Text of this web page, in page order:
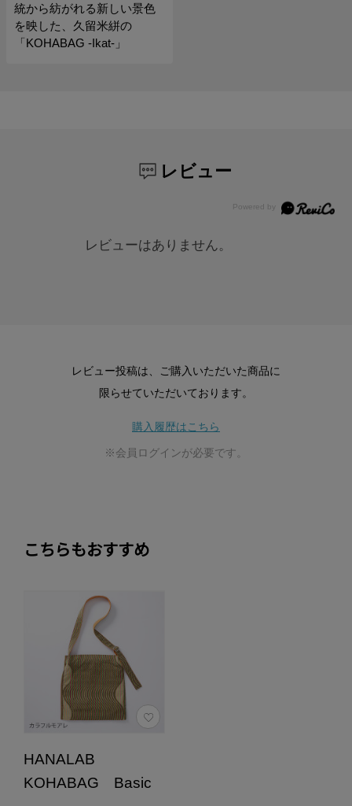
統から紡がれる新しい景色
を映した、久留米絣の
「KOHABAG -Ikat-」
レビュー
レビューはありません。
レビュー投稿は、ご購入いただいた商品に
限らせていただいております。
購入履歴はこちら
※会員ログインが必要です。
こちらもおすすめ
HANALAB
KOHABAG Basic